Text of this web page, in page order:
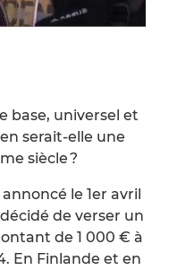
base, universel et
serait-elle une
siècle ?
le 1er avril
de verser un
de 1 000 € à
En Finlande et en